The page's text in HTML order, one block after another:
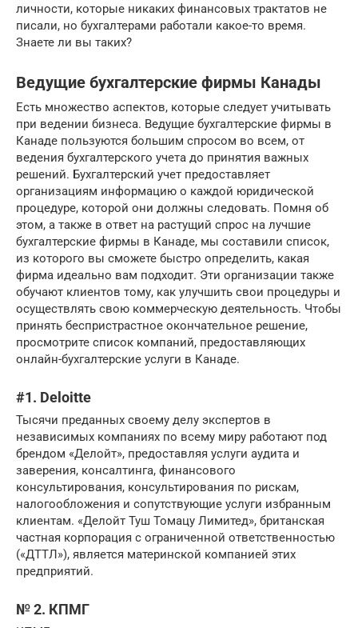
личности, которые никаких финансовых трактатов не
писали, но бухгалтерами работали какое-то время.
Знаете ли вы таких?
Ведущие бухгалтерские фирмы Канады
Есть множество аспектов, которые следует учитывать
при ведении бизнеса. Ведущие бухгалтерские фирмы в
Канаде пользуются большим спросом во всем, от
ведения бухгалтерского учета до принятия важных
решений. Бухгалтерский учет предоставляет
организациям информацию о каждой юридической
процедуре, которой они должны следовать. Помня об
этом, а также в ответ на растущий спрос на лучшие
бухгалтерские фирмы в Канаде, мы составили список,
из которого вы сможете быстро определить, какая
фирма идеально вам подходит. Эти организации также
обучают клиентов тому, как улучшить свои процедуры и
осуществлять свою коммерческую деятельность. Чтобы
принять беспристрастное окончательное решение,
просмотрите список компаний, предоставляющих
онлайн-бухгалтерские услуги в Канаде.
#1. Deloitte
Тысячи преданных своему делу экспертов в
независимых компаниях по всему миру работают под
брендом «Делойт», предоставляя услуги аудита и
заверения, консалтинга, финансового
консультирования, консультирования по рискам,
налогообложения и сопутствующие услуги избранным
клиентам. «Делойт Туш Томацу Лимитед», британская
частная корпорация с ограниченной ответственностью
(«ДТТЛ»), является материнской компанией этих
предприятий.
№ 2. КПМГ